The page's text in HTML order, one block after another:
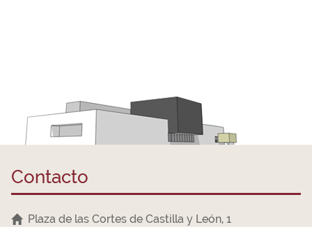
Contacto
Plaza de las Cortes de Castilla y León, 1